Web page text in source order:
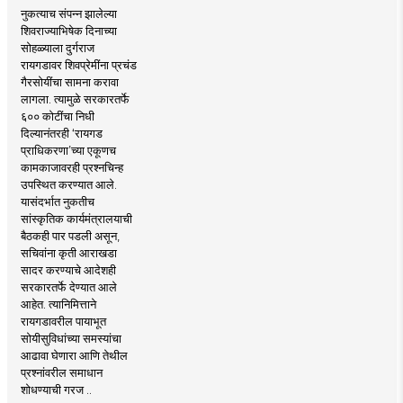
नुकत्याच संपन्न झालेल्या
शिवराज्याभिषेक दिनाच्या
सोहळ्याला दुर्गराज
रायगडावर शिवप्रेमींना प्रचंड
गैरसोयींचा सामना करावा
लागला. त्यामुळे सरकारतर्फे
६०० कोटींचा निधी
दिल्यानंतरही ‘रायगड
प्राधिकरणा’च्या एकूणच
कामकाजावरही प्रश्नचिन्ह
उपस्थित करण्यात आले.
यासंदर्भात नुकतीच
सांस्कृतिक कार्यमंत्रालयाची
बैठकही पार पडली असून,
सचिवांना कृती आराखडा
सादर करण्याचे आदेशही
सरकारतर्फे देण्यात आले
आहेत. त्यानिमित्ताने
रायगडावरील पायाभूत
सोयीसुविधांच्या समस्यांचा
आढावा घेणारा आणि तेथील
प्रश्नांवरील समाधान
शोधण्याची गरज ..